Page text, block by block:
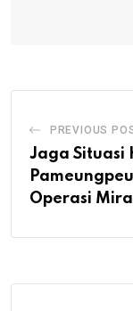
PREVIOUS
Jaga Situasi
Operasi